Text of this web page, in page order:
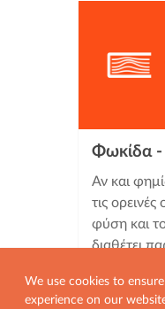
We use cookies to
experience on our
Φωκίδα -
Αν και
τις
φύση και
διαθέτει